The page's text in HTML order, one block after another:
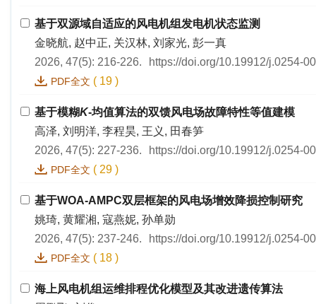
基于双源域自适应的风电机组发电机状态监测
金晓航, 赵中正, 关汉林, 刘家光, 彭一真
2026, 47(5): 216-226.
https://doi.org/10.19912/j.0254-
PDF全文 ( 19 )
基于模糊K-均值算法的双馈风电场故障特性等值建模
高泽, 刘明洋, 李程昊, 王义, 田春笋
2026, 47(5): 227-236.
https://doi.org/10.19912/j.0254-
PDF全文 ( 29 )
基于WOA-AMPC双层框架的风电场增效降损控制研究
姚琦, 黄耀湘, 寇燕妮, 孙单勋
2026, 47(5): 237-246.
https://doi.org/10.19912/j.0254-
PDF全文 ( 18 )
海上风电机组运维排程优化模型及其改进遗传算法